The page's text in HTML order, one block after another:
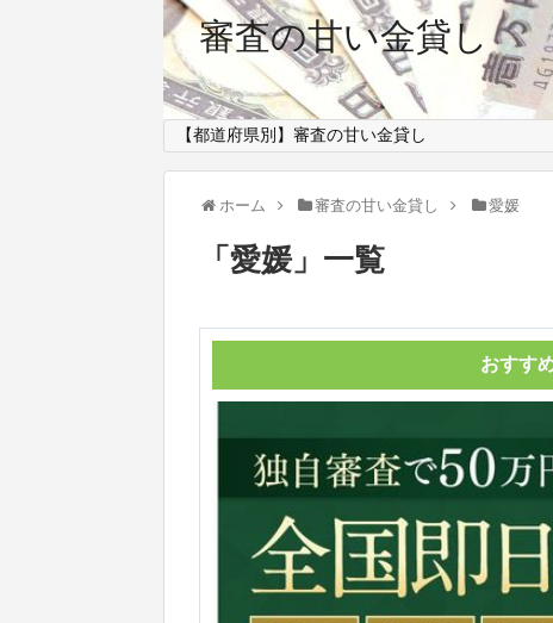
審査の甘い金貸し
【都道府県別】審査の甘い金貸し
ホーム 審査の甘い金貸し 愛媛
「 愛媛 」 一覧
おすす